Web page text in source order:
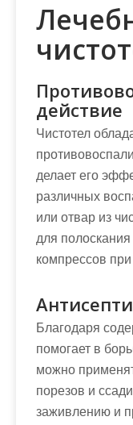
действие
Чистотел
делает его
различных
или отвар из
для
компрессов
Благодаря
помогает в
можно
порезов и
заживлению и